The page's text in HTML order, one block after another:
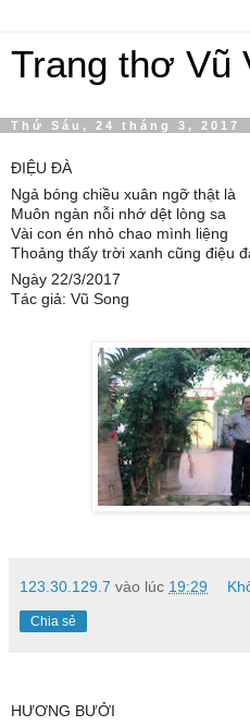
Trang thơ Vũ
Thứ Sáu, 24 tháng 3, 2017
ĐIỆU ĐÀ
Ngả bóng chiều xuân ngỡ thật là
Muôn ngàn nỗi nhớ dệt lòng sa
Vài con én nhỏ chao mình liệng
Thoảng thấy trời xanh cũng điệu
Ngày 22/3/2017
Tác giả: Vũ Song
123.30.129.7 vào lúc 19:29
Chia sẻ
HƯƠNG BƯỞI